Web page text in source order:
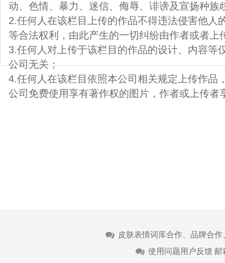
动、色情、暴力、迷信、侮辱、诽谤及宣扬种族
2.任何人在该栏目上传的作品不得违法侵害他人
等合法权利，由此产生的一切纠纷由作者或者上
3.任何人对上传于该栏目的作品的设计、内容等
公司无关；
4.任何人在该栏目依照本公司相关规定上传作品
公司免费使用享有著作权的图片，作者或上传者
皮肤表情词库合作、品牌合
使用问题用户反馈 邮